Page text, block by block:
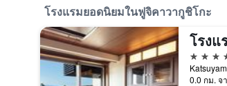
โรงแรมยอดนิยมในฟูจิคาวากูชิโกะ
โรงแ
4 ดาว
0.0 กม. จ